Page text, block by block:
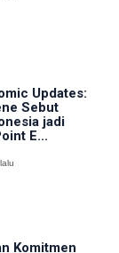
Updates:
Sebut
jadi
E...
Komitmen